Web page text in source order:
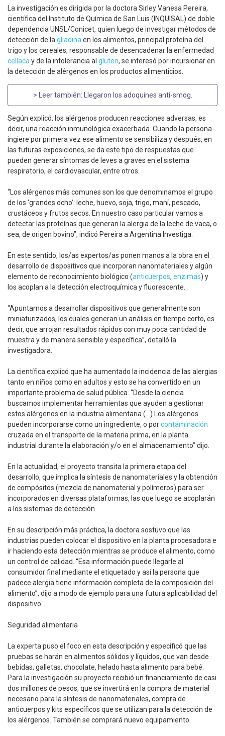
La investigación es dirigida por la doctora Sirley Vanesa Pereira,
científica del Instituto de Química de San Luis (INQUISAL) de doble
dependencia UNSL/Conicet, quien luego de investigar métodos de
detección de la gliadina en los alimentos, principal proteína del
trigo y los cereales, responsable de desencadenar la enfermedad
celíaca y de la intolerancia al gluten, se interesó por incursionar en
la detección de alérgenos en los productos alimenticios.
> Leer también: Llegaron los adoquines anti-smog
Según explicó, los alérgenos producen reacciones adversas, es
decir, una reacción inmunológica exacerbada. Cuando la persona
ingiere por primera vez ese alimento se sensibiliza y después, en
las futuras exposiciones, se da este tipo de respuestas que
pueden generar síntomas de leves a graves en el sistema
respiratorio, el cardiovascular, entre otros.
“Los alérgenos más comunes son los que denominamos el grupo
de los ‘grandes ocho’: leche, huevo, soja, trigo, maní, pescado,
crustáceos y frutos secos. En nuestro caso particular vamos a
detectar las proteínas que generan la alergia de la leche de vaca, o
sea, de origen bovino”, indicó Pereira a Argentina Investiga.
En este sentido, los/as expertos/as ponen manos a la obra en el
desarrollo de dispositivos que incorporan nanomateriales y algún
elemento de reconocimiento biológico (anticuerpos, enzimas) y
los acoplan a la detección electroquímica y fluorescente.
“Apuntamos a desarrollar dispositivos que generalmente son
miniaturizados, los cuales generan un análisis en tiempo corto, es
decir, que arrojan resultados rápidos con muy poca cantidad de
muestra y de manera sensible y específica”, detalló la
investigadora.
La científica explicó que ha aumentado la incidencia de las alergias
tanto en niños como en adultos y esto se ha convertido en un
importante problema de salud pública. “Desde la ciencia
buscamos implementar herramientas que ayuden a gestionar
estos alérgenos en la industria alimentaria (…) Los alérgenos
pueden incorporarse como un ingrediente, o porcontaminación
cruzada en el transporte de la materia prima, en la planta
industrial durante la elaboración y/o en el almacenamiento” dijo.
En la actualidad, el proyecto transita la primera etapa del
desarrollo, que implica la síntesis de nanomateriales y la obtención
de compósitos (mezcla de nanomaterial y polímeros) para ser
incorporados en diversas plataformas, las que luego se acoplarán
a los sistemas de detección.
En su descripción más práctica, la doctora sostuvo que las
industrias pueden colocar el dispositivo en la planta procesadora e
ir haciendo esta detección mientras se produce el alimento, como
un control de calidad. “Esa información puede llegarle al
consumidor final mediante el etiquetado y así la persona que
padece alergia tiene información completa de la composición del
alimento”, dijo a modo de ejemplo para una futura aplicabilidad del
dispositivo.
Seguridad alimentaria
La experta puso el foco en esta descripción y especificó que las
pruebas se harán en alimentos sólidos y líquidos, que van desde
bebidas, galletas, chocolate, helado hasta alimento para bebé.
Para la investigación su proyecto recibió un financiamiento de casi
dos millones de pesos, que se invertirá en la compra de material
necesario para la síntesis de nanomateriales, compra de
anticuerpos y kits específicos que se utilizan para la detección de
los alérgenos. También se comprará nuevo equipamiento.